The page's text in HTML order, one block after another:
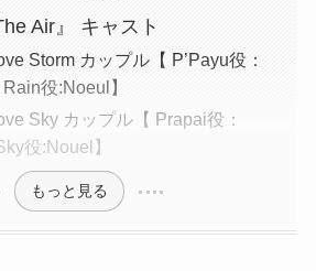
Air』 キャスト
Storm カップル【 P’Payu役：
役:Noeul】
Sky カップル【 Prapai役：
役:Nouel】
もっと見る